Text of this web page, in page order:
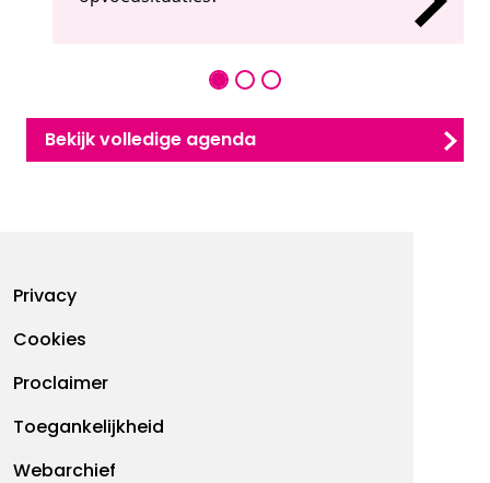
Bekijk volledige agenda
Footermenu
Privacy
Cookies
Proclaimer
Toegankelijkheid
Webarchief